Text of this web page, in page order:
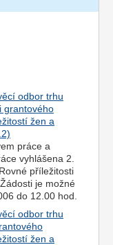
odbor trhu
grantového
žen a
práce a
vyhlášena 2.
příležitosti
je možné
do 12.00 hod.
odbor trhu
žen a